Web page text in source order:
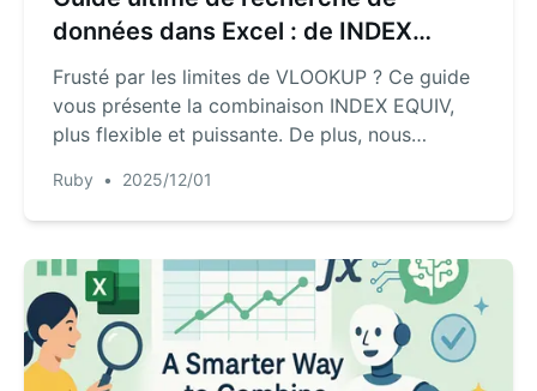
données dans Excel : de INDEX
MATCH aux requêtes IA
Frusté par les limites de VLOOKUP ? Ce guide
vous présente la combinaison INDEX EQUIV,
plus flexible et puissante. De plus, nous
permet d'obtenir des insights de données
instantanés via de simples commandes en
formules complexes et les erreurs ennuyeuses.
Ruby • 2025/12/01